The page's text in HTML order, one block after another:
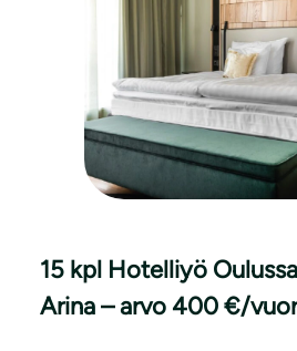
15 kpl Hotelliyö
Arina – arvo 400 €/